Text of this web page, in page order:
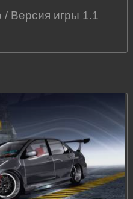
/ Версия игры 1.1